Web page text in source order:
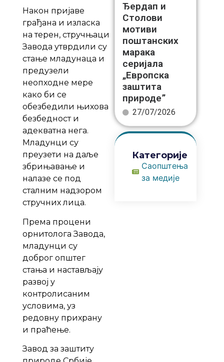
Након пријаве
грађана и изласка
на терен, стручњаци
Завода утврдили су
стање младунаца и
предузели
неопходне мере
како би се
обезбедили њихова
безбедност и
адекватна нега.
Младунци су
преузети на даље
збрињавање и
налазе се под
сталним надзором
стручних лица.
Према процени
орнитолога Завода,
младунци су
доброг општег
стања и настављају
развој у
контролисаним
условима, уз
редовну прихрану
и праћење.
Завод за заштиту
Ђердап и
Столови
мотиви
поштанских
марака
серијала
„Европска
заштита
природе”
27/07/2026
Категорије
Саопштења
за медије